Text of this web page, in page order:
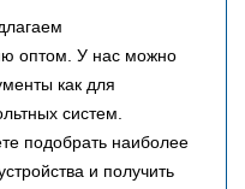
оптом. У нас можно
как для
систем.
подобрать наиболее
и получить